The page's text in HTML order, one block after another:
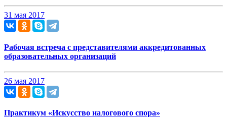
31 мая 2017
Рабочая встреча с представителями аккредитованных
образовательных организаций
26 мая 2017
Практикум «Искусство налогового спора»